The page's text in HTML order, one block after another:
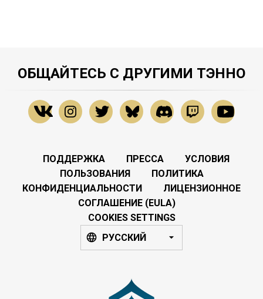
ОБЩАЙТЕСЬ С ДРУГИМИ ТЭННО
ПОДДЕРЖКА ПРЕССА
УСЛОВИЯ
ПОЛЬЗОВАНИЯ
ПОЛИТИКА
КОНФИДЕНЦИАЛЬНОСТИ
ЛИЦЕНЗИОННОЕ
СОГЛАШЕНИЕ (EULA)
COOKIES SETTINGS
РУССКИЙ